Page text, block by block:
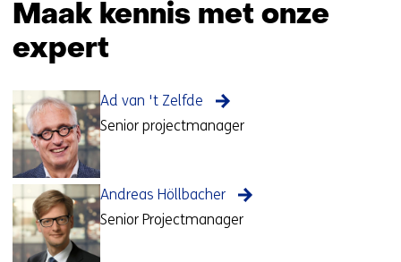
Maak kennis met onze
expert
Ad van 't Zelfde
Senior projectmanager
Andreas Höllbacher
Senior Projectmanager